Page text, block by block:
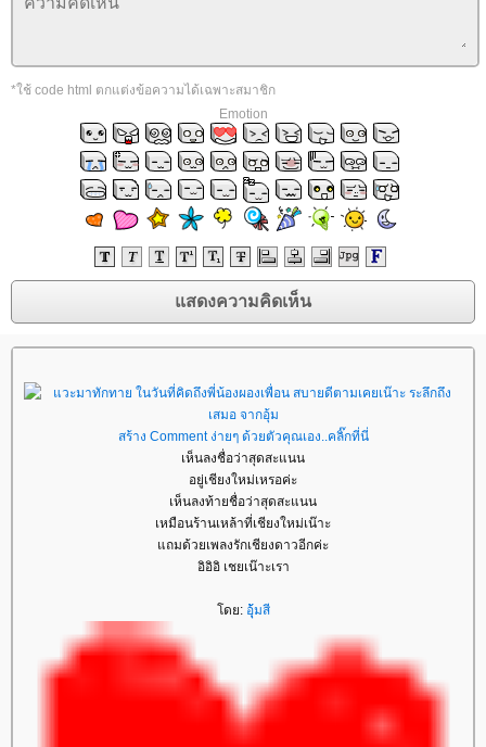
*ใช้ code html ตกแต่งข้อความได้เฉพาะสมาชิก
Emotion
สร้าง Comment ง่ายๆ ด้วยตัวคุณเอง..คลิ๊กที่นี่
เห็นลงชื่อว่าสุดสะแนน
อยู่เชียงใหม่เหรอค่ะ
เห็นลงท้ายชื่อว่าสุดสะแนน
เหมือนร้านเหล้าที่เชียงใหม่เน๊าะ
ถมด้วยเพลงรักเชียงดาวอีกค่ะ
อิอิอิ เชยเน๊าะเรา
ดย: อุ้มสี